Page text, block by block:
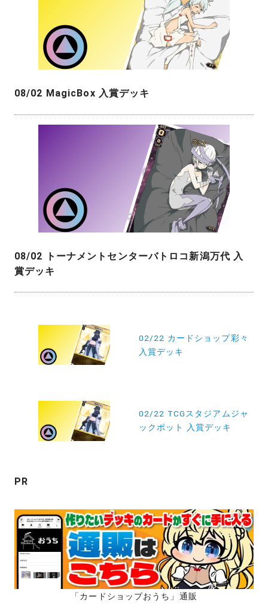
08/02 MagicBox 入賞デッキ
08/02 トーナメントセンターバトロコ新潟万代 入
賞デッキ
ン
02/22 カードショップ彩々
入賞デッキ
02/22 TCGスタジアムジャ
ックポット 入賞デッキ
PR
「カードショップおうち」通販